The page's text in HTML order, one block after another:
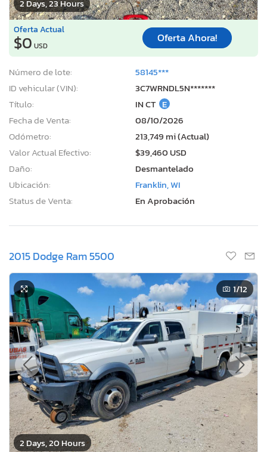
2 Days, 23 Hours
Oferta Actual
$0 USD
Oferta Ahora!
Número de lote:
58145***
ID vehicular (VIN):
3C7WRNDL5N*******
Título:
IN CT E
Fecha de Venta:
08/10/2026
Odómetro:
213,749 mi (Actual)
Valor Actual Efectivo:
$39,460 USD
Daño:
Desmantelado
Ubicación:
Franklin, WI
Status de Venta:
En Aprobación
2015 Dodge Ram 5500
2 Days, 20 Hours
1/12